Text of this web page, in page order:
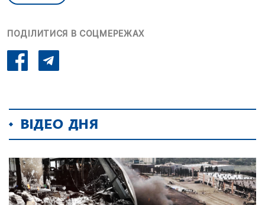
ПОДІЛИТИСЯ В СОЦМЕРЕЖАХ
ВІДЕО ДНЯ